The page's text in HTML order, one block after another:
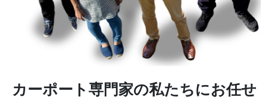
カーポート専門家の私たちにお任せ